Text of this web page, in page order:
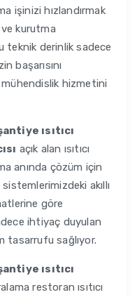
işinizi hızlandırmak
ve kurutma
teknik derinlik sadece
başarısını
hizmetini
ısıtıcı
açık alan ısıtıcı
anında çözüm için
akıllı
göre
ihtiyaç duyulan
tasarrufu sağlıyor.
ısıtıcı
restoran ısıtıcı